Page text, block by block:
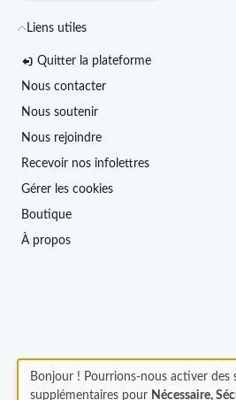
Liens utiles
Quitter la plateforme
Nous contacter
Nous soutenir
Nous rejoindre
Recevoir nos infolettres
Gérer les cookies
Boutique
À propos
Bonjour ! Pourrions-nous activer des
supplémentaires pour Nécessaire,